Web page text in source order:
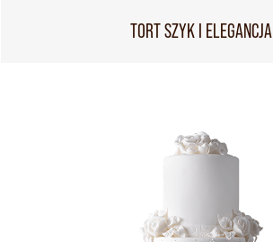
TORT SZYK I ELEGANCJA